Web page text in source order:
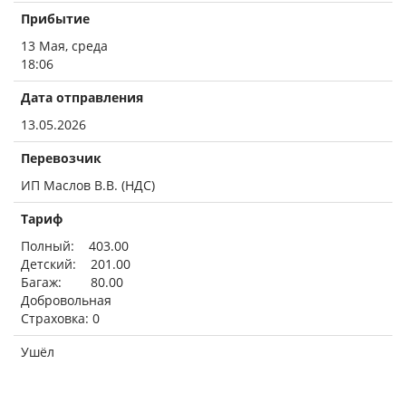
Прибытие
13 Мая, среда
18:06
Дата отправления
13.05.2026
Перевозчик
ИП Маслов В.В. (НДС)
Тариф
Полный: 403.00
Детский: 201.00
Багаж: 80.00
Добровольная
Страховка: 0
Ушёл